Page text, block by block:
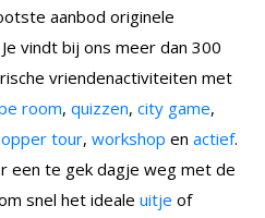
aanbod originele
vindt bij ons meer dan 300
vriendenactiviteiten met
room, quizzen, city game,
tour, workshop en actief.
een te gek dagje weg met de
snel het ideale uitje of